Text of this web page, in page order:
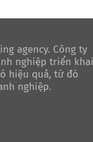
agency. Công ty
nghiệp triển khai
hiệu quả, từ đó
nghiệp.